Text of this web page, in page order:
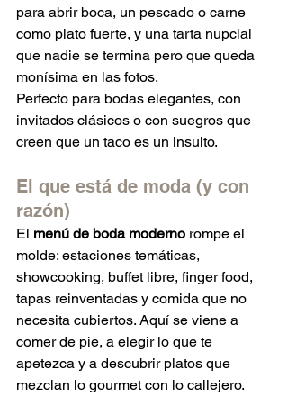
para abrir boca, un pescado o carne
como plato fuerte, y una tarta nupcial
que nadie se termina pero que queda
monísima en las fotos.
Perfecto para bodas elegantes, con
invitados clásicos o con suegros que
creen que un taco es un insulto.
El que está de moda (y con
razón)
El menú de boda moderno rompe el
molde: estaciones temáticas,
showcooking, buffet libre, finger food,
tapas reinventadas y comida que no
necesita cubiertos. Aquí se viene a
comer de pie, a elegir lo que te
apetezca y a descubrir platos que
mezclan lo gourmet con lo callejero.